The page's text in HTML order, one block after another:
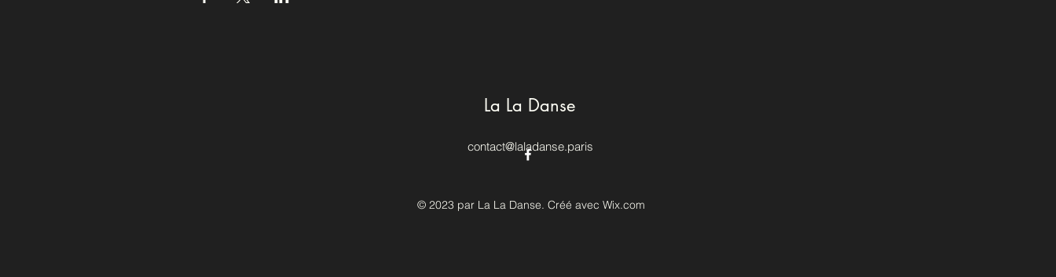
La La Danse
contact@laladanse.paris
© 2023 par La La Danse. Créé avec Wix.com